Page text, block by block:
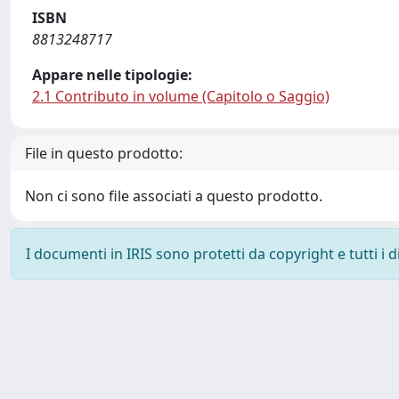
ISBN
8813248717
Appare nelle tipologie:
2.1 Contributo in volume (Capitolo o Saggio)
File in questo prodotto:
Non ci sono file associati a questo prodotto.
I documenti in IRIS sono protetti da copyright e tutti i